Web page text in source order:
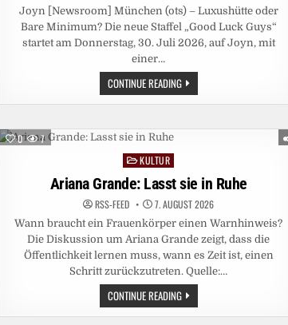
Joyn [Newsroom] München (ots) – Luxushütte oder
Bare Minimum? Die neue Staffel „Good Luck Guys“
startet am Donnerstag, 30. Juli 2026, auf Joyn, mit
einer…
CONTINUE READINGLUXUSHÜTTE
ODER
BRUCHBUDE?
GUYS“
30.
JULI,
AUF
JOYN
0 7
Posted
in
KULTUR
Ariana Grande: Lasst sie in Ruhe
RSS-FEED 7. AUGUST 2026
Wann braucht ein Frauenkörper einen Warnhinweis?
Die Diskussion um Ariana Grande zeigt, dass die
Öffentlichkeit lernen muss, wann es Zeit ist, einen
Schritt zurückzutreten. Quelle:…
CONTINUE READINGARIANA
GRANDE:
LASST